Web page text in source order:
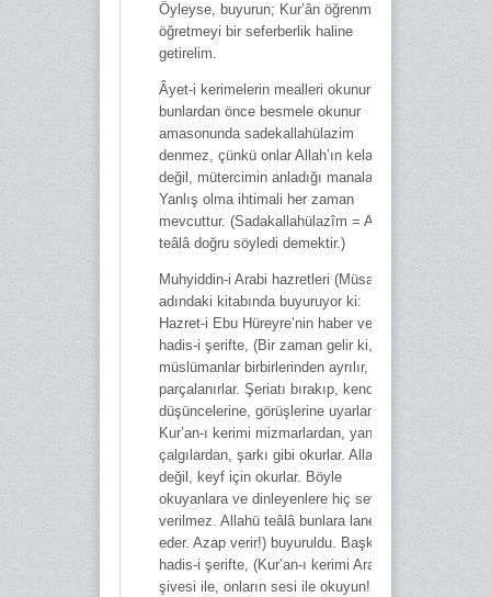
Öyleyse, buyurun; Kur’ân öğrenmeyi ve
öğretmeyi bir seferberlik haline
getirelim.
Âyet-i kerimelerin mealleri okunurken
bunlardan önce besmele okunur
amasonunda sadekallahülazim
denmez, çünkü onlar Allah’ın kelamı
değil, mütercimin anladığı manalardır.
Yanlış olma ihtimali her zaman
mevcuttur. (Sadakallahülazîm = Allahü
teâlâ doğru söyledi demektir.)
Muhyiddin-i Arabi hazretleri (Müsamere)
adındaki kitabında buyuruyor ki:
Hazret-i Ebu Hüreyre’nin haber verdiği
hadis-i şerifte, (Bir zaman gelir ki,
müslümanlar birbirlerinden ayrılır,
parçalanırlar. Şeriatı bırakıp, kendi
düşüncelerine, görüşlerine uyarlar.
Kur’an-ı kerimi mizmarlardan, yani
çalgılardan, şarkı gibi okurlar. Allah için
değil, keyf için okurlar. Böyle
okuyanlara ve dinleyenlere hiç sevap
verilmez. Allahü teâlâ bunlara lanet
eder. Azap verir!) buyuruldu. Başka bir
hadis-i şerifte, (Kur’an-ı kerimi Arap
şivesi ile, onların sesi ile okuyun!